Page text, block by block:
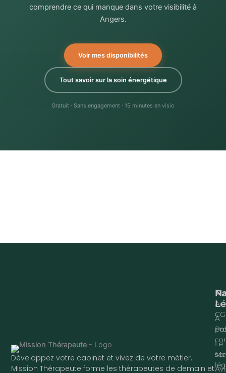
comprendre ce qui manque dans votre visibilité à
Angers.
Voir mes disponibilités
Tout savoir sur la soin énergétique
Gratuit · Sans engagement · 15 minutes en visio
Développez votre cabinet et vivez de votre métier.
Mission Thérapeute forme les thérapeutes de demain et
À
Le